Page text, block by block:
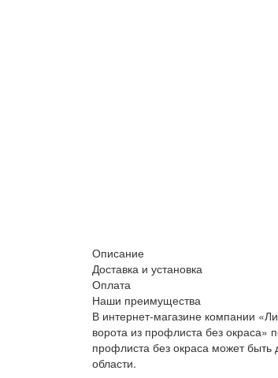
Описание
Доставка и установка
Оплата
Наши преимущества
В интернет-магазине компании
ворота из профлиста без окраса»
профлиста без окраса может быть
области.